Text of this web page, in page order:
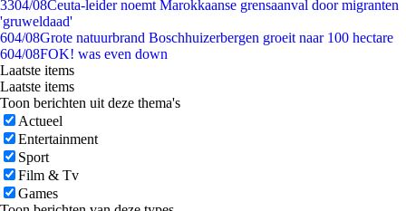
3304/08Ceuta-leider noemt Marokkaanse grensaanval door migranten
'gruweldaad'
604/08Grote natuurbrand Boschhuizerbergen groeit naar 100 hectare
604/08FOK! was even down
Laatste items
Laatste items
Toon berichten uit deze thema's
Actueel
Entertainment
Sport
Film & Tv
Games